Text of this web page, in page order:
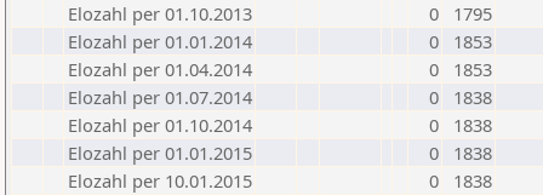
Elozahl per 01.10.2013
0
1795
Elozahl per 01.01.2014
0
1853
Elozahl per 01.04.2014
0
1853
Elozahl per 01.07.2014
0
1838
Elozahl per 01.10.2014
0
1838
Elozahl per 01.01.2015
0
1838
Elozahl per 10.01.2015
0
1838